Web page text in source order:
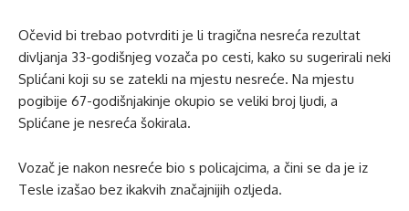
Očevid bi trebao potvrditi je li tragična nesreća rezultat
divljanja 33-godišnjeg vozača po cesti, kako su sugerirali neki
Splićani koji su se zatekli na mjestu nesreće. Na mjestu
pogibije 67-godišnjakinje okupio se veliki broj ljudi, a
Splićane je nesreća šokirala.
Vozač je nakon nesreće bio s policajcima, a čini se da je iz
Tesle izašao bez ikakvih značajnijih ozljeda.